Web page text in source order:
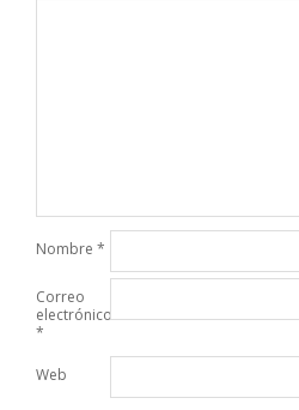
Nombre *
Correo
electrónico
*
Web